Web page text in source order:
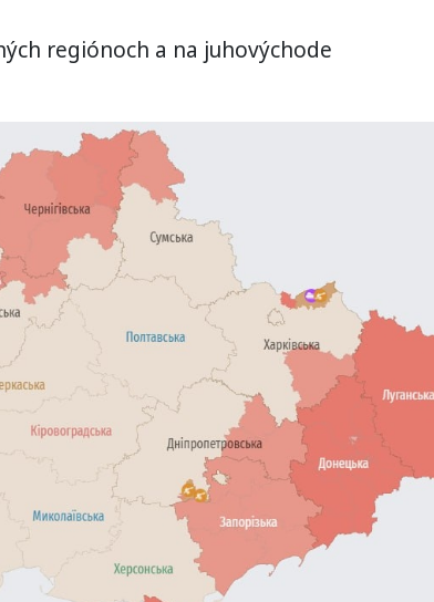
regiónoch a na juhovýchode